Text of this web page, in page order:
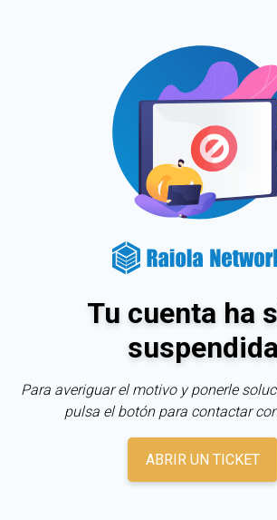
Tu cuenta ha
Para averiguar el motivo y ponerle
pulsa el botón para contactar
ABRIR UN TICKET